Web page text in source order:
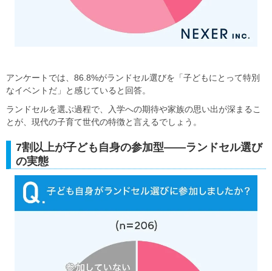
アンケートでは、86.8%がランドセル選びを「子どもにとって特別
なイベントだ」と感じていると回答。
ランドセルを選ぶ過程で、入学への期待や家族の思い出が深まるこ
とが、現代の子育て世代の特徴と言えるでしょう。
7割以上が子ども自身の参加型――ランドセル選び
の実態